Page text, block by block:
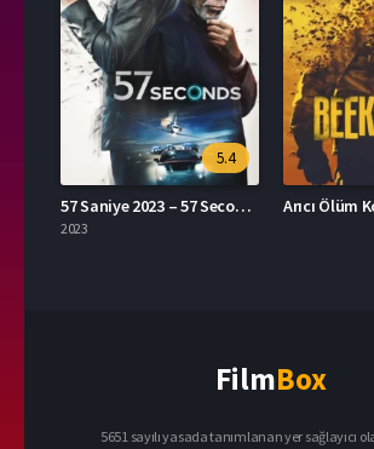
5.4
57 Saniye 2023 – 57 Seconds 1080p Turkce Dublaj izle
2023
Arıcı Ölüm
FilmBox
5651 sayılı yasada tanımlanan yer sağlayıcı